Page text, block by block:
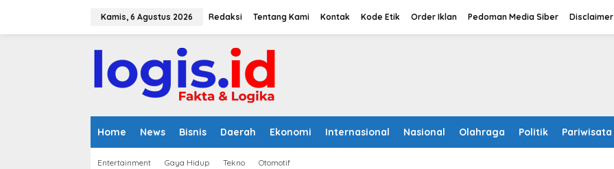
Kamis, 6 Agustus 2026 Redaksi Tentang Kami Kontak Kode Etik Order Iklan Pedoman Media Siber Disclaimer
Home News Bisnis Daerah Ekonomi Internasional Nasional Olahraga Politik Pariwisata
Entertainment Gaya Hidup Tekno Otomotif